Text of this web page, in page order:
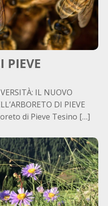
PIEVE
IL NUOVO
DI PIEVE
di Pieve Tesino […]